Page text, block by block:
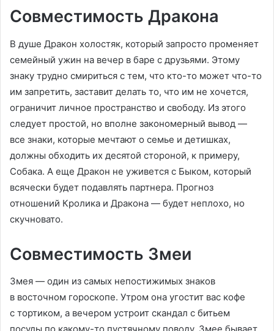
Совместимость Дракона
В душе Дракон холостяк, который запросто променяет
семейный ужин на вечер в баре с друзьями. Этому
знаку трудно смириться с тем, что кто-то может что-то
им запретить, заставит делать то, что им не хочется,
ограничит личное пространство и свободу. Из этого
следует простой, но вполне закономерный вывод —
все знаки, которые мечтают о семье и детишках,
должны обходить их десятой стороной, к примеру,
Собака. А еще Дракон не уживется с Быком, который
всячески будет подавлять партнера. Прогноз
отношений Кролика и Дракона — будет неплохо, но
скучновато.
Совместимость Змеи
Змея — один из самых непостижимых знаков
в восточном гороскопе. Утром она угостит вас кофе
с тортиком, а вечером устроит скандал с битьем